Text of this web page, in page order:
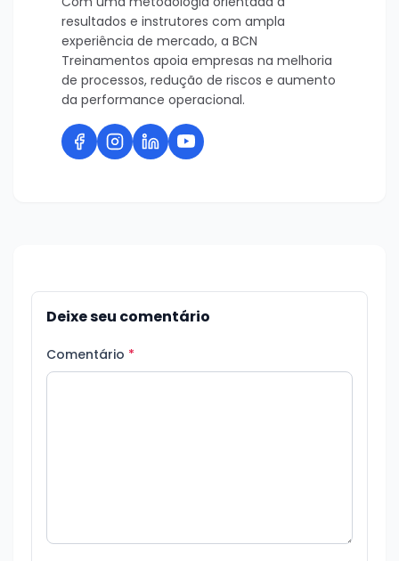
resultados e instrutores com ampla
experiência de mercado, a BCN
Treinamentos apoia empresas na melhoria
de processos, redução de riscos e aumento
da performance operacional.
Deixe seu comentário
Comentário *